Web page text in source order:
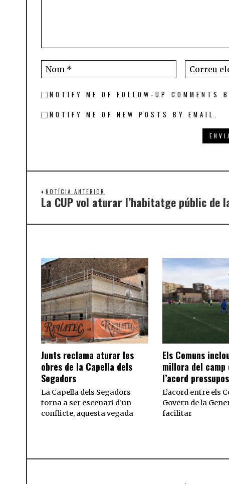
NOTIFY ME OF FOLLOW-UP COMMENTS
NOTIFY ME OF NEW POSTS BY EMAIL.
NOTÍCIA ANTERIOR
La CUP vol aturar l’habitatge públic de
Junts reclama aturar les
obres de la Capella dels
Segadors
La Capella dels Segadors
torna a ser escenari d’un
conflicte, aquesta vegada
Els Comuns
millora del camp
l’acord
L’acord entre els
Govern de la
facilitar